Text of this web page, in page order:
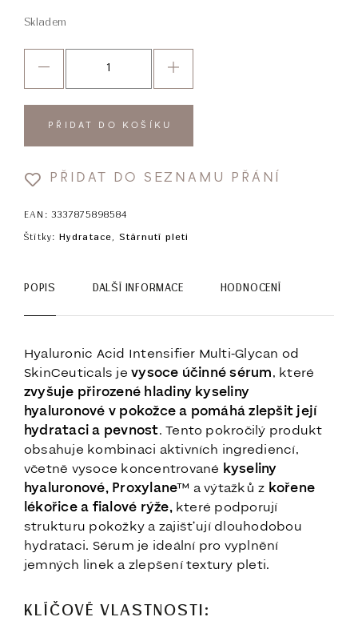
Skladem
PŘIDAT DO KOŠÍKU
PŘIDAT DO SEZNAMU PŘÁNÍ
EAN: 3337875898584
Štítky: Hydratace, Stárnutí pleti
POPIS DALŠÍ INFORMACE HODNOCENÍ
Hyaluronic Acid Intensifier Multi-Glycan od
SkinCeuticals jevysoce účinné sérum, které
zvyšuje přirozené hladiny kyseliny
hyaluronové v pokožce a pomáhá zlepšit její
hydrataci a pevnost. Tento pokročilý produkt
obsahuje kombinaci aktivních ingrediencí,
včetně vysoce koncentrované kyseliny
hyaluronové, Proxylane™ a výtažků z kořene
lékořice a fialové rýže,které podporují
strukturu pokožky a zajišťují dlouhodobou
hydrataci. Sérum je ideální pro vyplnění
jemných linek a zlepšení textury pleti.
KLÍČOVÉ VLASTNOSTI: